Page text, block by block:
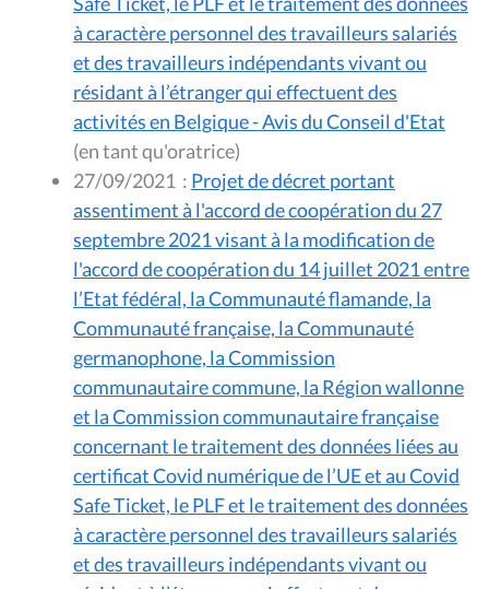
à caractère personnel des travailleurs salariés
et des travailleurs indépendants vivant ou
résidant à l’étranger qui effectuent des
activités en Belgique - Avis du Conseil d'Etat
(en tant qu'oratrice)
27/09/2021 : Projet de décret portant
assentiment à l'accord de coopération du 27
septembre 2021 visant à la modification de
l'accord de coopération du 14 juillet 2021 entre
l’Etat fédéral, la Communauté flamande, la
Communauté française, la Communauté
germanophone, la Commission
communautaire commune, la Région wallonne
et la Commission communautaire française
concernant le traitement des données liées au
certificat Covid numérique de l’UE et au Covid
Safe Ticket, le PLF et le traitement des données
à caractère personnel des travailleurs salariés
et des travailleurs indépendants vivant ou